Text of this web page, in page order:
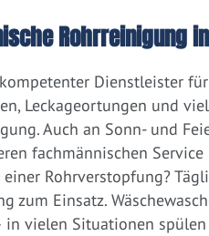
Rohrreinigung
Dienstleister
Leckageortungen und
Auch an Sonn- und
fachmännischen
Rohrverstopfung?
zum Einsatz.
in vielen Situationen